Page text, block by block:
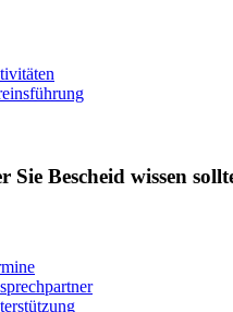
Sie Bescheid wissen